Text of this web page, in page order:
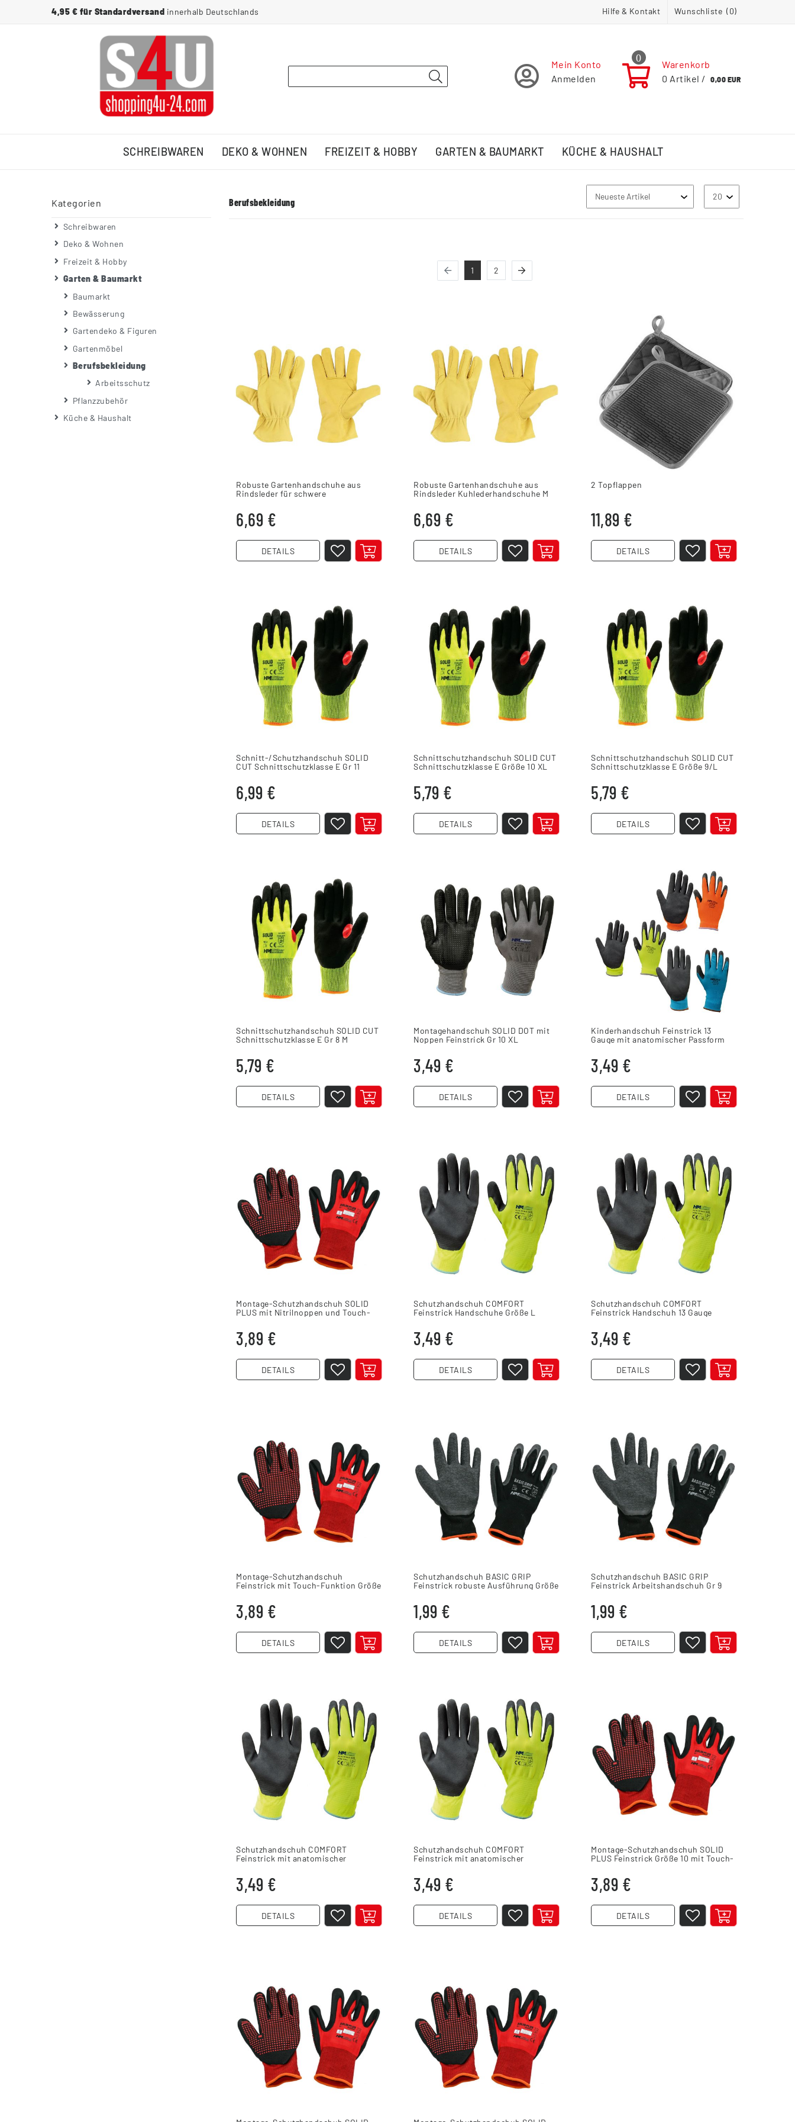
4,95 € für Standardversand innerhalb Deutschlands Hilfe & Kontakt Wunschliste (0)
Mein Konto
Anmelden
0
Warenkorb
0 Artikel / 0,00 EUR
SCHREIBWAREN DEKO & WOHNEN FREIZEIT & HOBBY GARTEN & BAUMARKT KÜCHE & HAUSHALT
Kategorien
Schreibwaren
Deko & Wohnen
Freizeit & Hobby
Garten & Baumarkt
Baumarkt
Bewässerung
Gartendeko & Figuren
Gartenmöbel
Berufsbekleidung
Arbeitsschutz
Pflanzzubehör
Küche & Haushalt
Berufsbekleidung
1 2
Robuste Gartenhandschuhe aus
Rindsleder für schwere
6,69 €
DETAILS
Robuste Gartenhandschuhe aus
Rindsleder Kuhlederhandschuhe M
6,69 €
DETAILS
2 Topflappen
11,89 €
DETAILS
Schnitt-/Schutzhandschuh SOLID
CUT Schnittschutzklasse E Gr 11
6,99 €
DETAILS
Schnittschutzhandschuh SOLID CUT
Schnittschutzklasse E Größe 10 XL
5,79 €
DETAILS
Schnittschutzhandschuh SOLID CUT
Schnittschutzklasse E Größe 9/L
5,79 €
DETAILS
Schnittschutzhandschuh SOLID CUT
Schnittschutzklasse E Gr 8 M
5,79 €
DETAILS
Montagehandschuh SOLID DOT mit
Noppen Feinstrick Gr 10 XL
3,49 €
DETAILS
Kinderhandschuh Feinstrick 13
Gauge mit anatomischer Passform
3,49 €
DETAILS
Montage-Schutzhandschuh SOLID
PLUS mit Nitrilnoppen und Touch-
3,89 €
DETAILS
Schutzhandschuh COMFORT
Feinstrick Handschuhe Größe L
3,49 €
DETAILS
Schutzhandschuh COMFORT
Feinstrick Handschuh 13 Gauge
3,49 €
DETAILS
Montage-Schutzhandschuh
Feinstrick mit Touch-Funktion Größe
3,89 €
DETAILS
Schutzhandschuh BASIC GRIP
Feinstrick robuste Ausführung Größe
1,99 €
DETAILS
Schutzhandschuh BASIC GRIP
Feinstrick Arbeitshandschuh Gr 9
1,99 €
DETAILS
Schutzhandschuh COMFORT
Feinstrick mit anatomischer
3,49 €
DETAILS
Schutzhandschuh COMFORT
Feinstrick mit anatomischer
3,49 €
DETAILS
Montage-Schutzhandschuh SOLID
PLUS Feinstrick Größe 10 mit Touch-
3,89 €
DETAILS